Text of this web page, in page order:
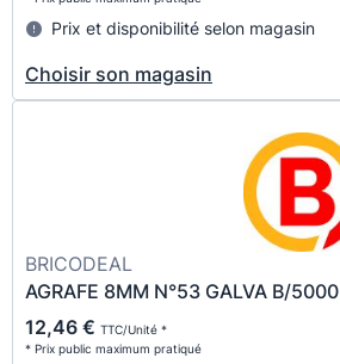
Prix et disponibilité selon magasin
Choisir son magasin
BRICODEAL
AGRAFE 8MM N°53 GALVA B/5000
12,46 € TTC/Unité *
* Prix public maximum pratiqué